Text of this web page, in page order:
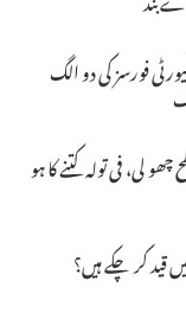
فورسز کی دو الگ
لی، فی تولہ کتنے کا ہو
قید کر چکے ہیں؟